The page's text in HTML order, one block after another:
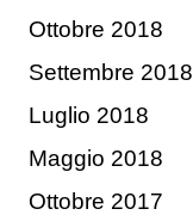
Ottobre 2018
Settembre 2018
Luglio 2018
Maggio 2018
Ottobre 2017